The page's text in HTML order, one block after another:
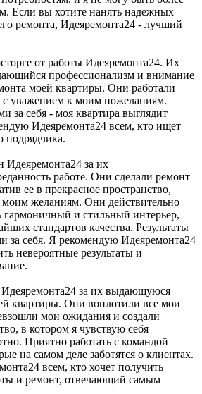
Если вы хотите нанять надежных
ремонта, Идеяремонта24 - лучший
от работы Идеяремонта24. Их
профессионализм и внимание
моей квартиры. Они работали
уважением к моим пожеланиям.
за себя - моя квартира выглядит
Идеяремонта24 всем, кто ищет
подрядчика.
Идеяремонта24 за их
работе. Они сделали ремонт
ее в прекрасное пространство,
моим желаниям. Они действительно
гармоничный и стильный интерьер,
стандартов качества. Результаты
за себя. Я рекомендую Идеяремонта24
невероятные результаты и
Идеяремонта24 за их выдающуюся
квартиры. Они воплотили все мои
мои ожидания и создали
в котором я чувствую себя
Приятно работать с командой
на самом деле заботятся о клиентах.
всем, кто хочет получить
и ремонт, отвечающий самым